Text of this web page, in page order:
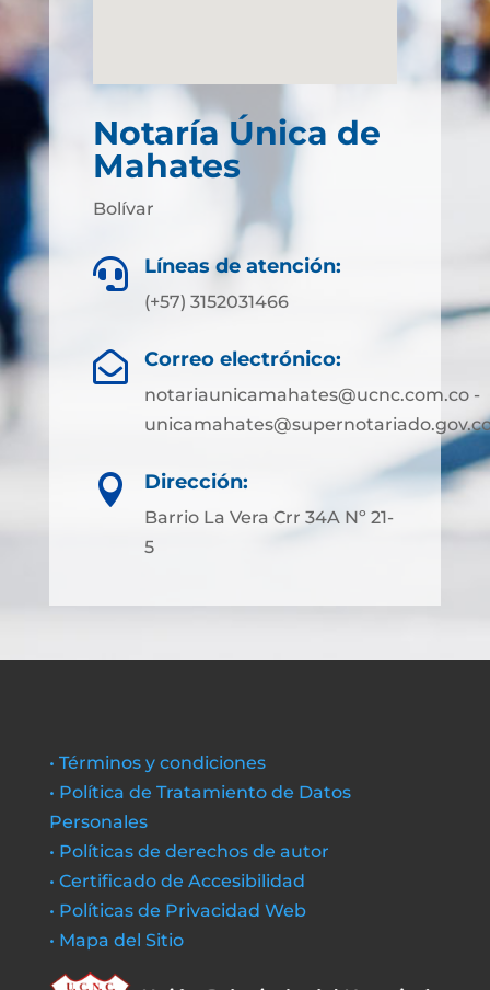
Notaría Única de
Mahates
Bolívar
 Líneas de atención:
(+57) 3152031466
 Correo electrónico:
notariaunicamahates@ucnc.com.co -
 Dirección:
Barrio La Vera Crr 34A Nº 21-
5
• Términos y condiciones
• Política de Tratamiento de Datos
Personales
• Políticas de derechos de autor
• Certificado de Accesibilidad
• Políticas de Privacidad Web
• Mapa del Sitio